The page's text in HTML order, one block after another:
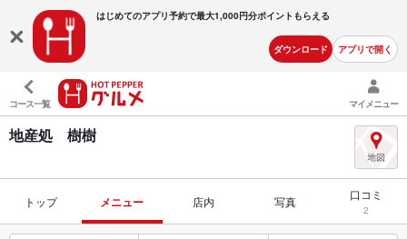
はじめてのアプリ予約で最大1,000円分ポイントもらえる
ダウンロード アプリで開く
コース一覧 マイメニュー
地産処 樹樹
トップ メニュー 店内 写真 口コミ
2